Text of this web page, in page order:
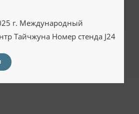
г. Международный
Тайчжуна Номер стенда J24